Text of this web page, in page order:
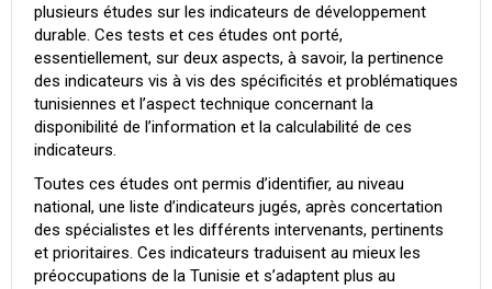
plusieurs études sur les indicateurs de développement
durable. Ces tests et ces études ont porté,
essentiellement, sur deux aspects, à savoir, la pertinence
des indicateurs vis à vis des spécificités et problématiques
tunisiennes et l’aspect technique concernant la
disponibilité de l’information et la calculabilité de ces
indicateurs.
Toutes ces études ont permis d’identifier, au niveau
national, une liste d’indicateurs jugés, après concertation
des spécialistes et les différents intervenants, pertinents
et prioritaires. Ces indicateurs traduisent au mieux les
préoccupations de la Tunisie et s’adaptent plus au